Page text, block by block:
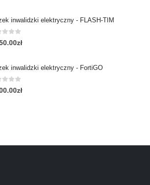
inwalidzki elektryczny - FLASH-TIM
of 5zł
inwalidzki elektryczny - FortiGO
of 5zł